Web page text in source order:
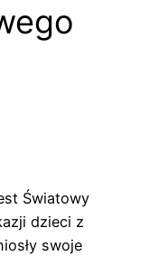
Światowy
dzieci z
swoje